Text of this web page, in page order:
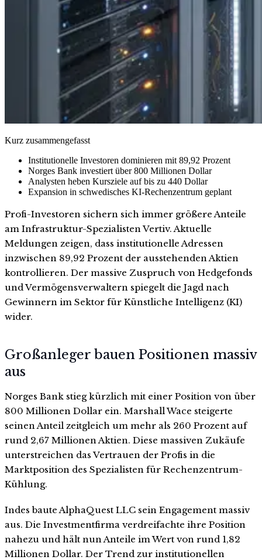
Kurz zusammengefasst
Institutionelle Investoren dominieren mit 89,92 Prozent
Norges Bank investiert über 800 Millionen Dollar
Analysten heben Kursziele auf bis zu 440 Dollar
Expansion in schwedisches KI-Rechenzentrum geplant
Profi-Investoren sichern sich immer größere Anteile
am Infrastruktur-Spezialisten Vertiv. Aktuelle
Meldungen zeigen, dass institutionelle Adressen
inzwischen 89,92 Prozent der ausstehenden Aktien
kontrollieren. Der massive Zuspruch von Hedgefonds
und Vermögensverwaltern spiegelt die Jagd nach
Gewinnern im Sektor für Künstliche Intelligenz (KI)
wider.
Großanleger bauen Positionen massiv
aus
Norges Bank stieg kürzlich mit einer Position von über
800 Millionen Dollar ein. Marshall Wace steigerte
seinen Anteil zeitgleich um mehr als 260 Prozent auf
rund 2,67 Millionen Aktien. Diese massiven Zukäufe
unterstreichen das Vertrauen der Profis in die
Marktposition des Spezialisten für Rechenzentrum-
Kühlung.
Indes baute AlphaQuest LLC sein Engagement massiv
aus. Die Investmentfirma verdreifachte ihre Position
nahezu und hält nun Anteile im Wert von rund 1,82
Millionen Dollar. Der Trend zur institutionellen